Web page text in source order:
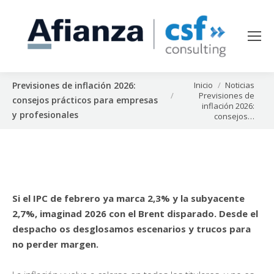
Previsiones de inflación 2026:
consejos prácticos para empresas
y profesionales
Estás aquí:Inicio
Noticias
Previsiones de
inflación 2026:
consejos…
Si el IPC de febrero ya marca 2,3% y la subyacente
2,7%, imaginad 2026 con el Brent disparado. Desde el
despacho os desglosamos escenarios y trucos para
no perder margen.